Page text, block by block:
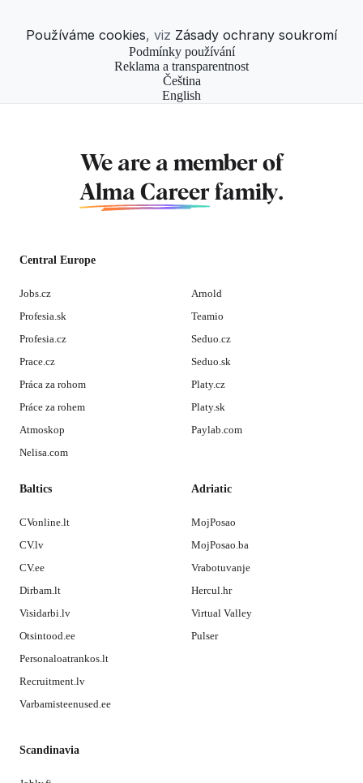
Používáme cookies, viz Zásady ochrany soukromí
Podmínky používání
Reklama a transparentnost
Čeština
English
We are a member of
Alma Career family.
Central Europe
Jobs.cz
Profesia.sk
Profesia.cz
Prace.cz
Práca za rohom
Práce za rohem
Atmoskop
Nelisa.com
Arnold
Teamio
Seduo.cz
Seduo.sk
Platy.cz
Platy.sk
Paylab.com
Baltics
CVonline.lt
CV.lv
CV.ee
Dirbam.lt
Visidarbi.lv
Otsintood.ee
Personaloatrankos.lt
Recruitment.lv
Varbamisteenused.ee
Adriatic
MojPosao
MojPosao.ba
Vrabotuvanje
Hercul.hr
Virtual Valley
Pulser
Scandinavia